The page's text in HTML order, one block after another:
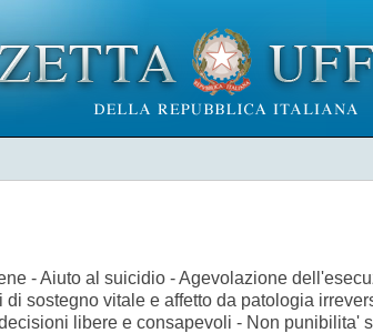
- Aiuto al suicidio - Agevolazione
sostegno vitale e affetto da patologia
libere e consapevoli - Non punibilita'